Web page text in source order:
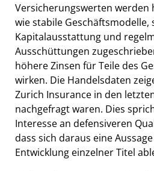
Versicherungswerten werden
wie stabile Geschäftsmodelle,
Kapitalausstattung und
Ausschüttungen
höhere Zinsen für Teile des
wirken. Die Handelsdaten
Zurich Insurance in den
nachgefragt waren. Dies
Interesse an defensiveren
dass sich daraus eine
Entwicklung einzelner Titel